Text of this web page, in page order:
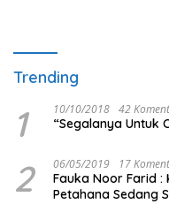
Trending
1 10/10/2018 42
“Segalanya Untuk
2 06/05/2019 17
Fauka Noor Farid :
Petahana Sedang